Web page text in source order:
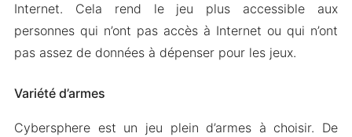
Internet. Cela rend le jeu plus accessible aux
personnes qui n’ont pas accès à Internet ou qui n’ont
pas assez de données à dépenser pour les jeux.
Variété d’armes
Cybersphere est un jeu plein d’armes à choisir. De